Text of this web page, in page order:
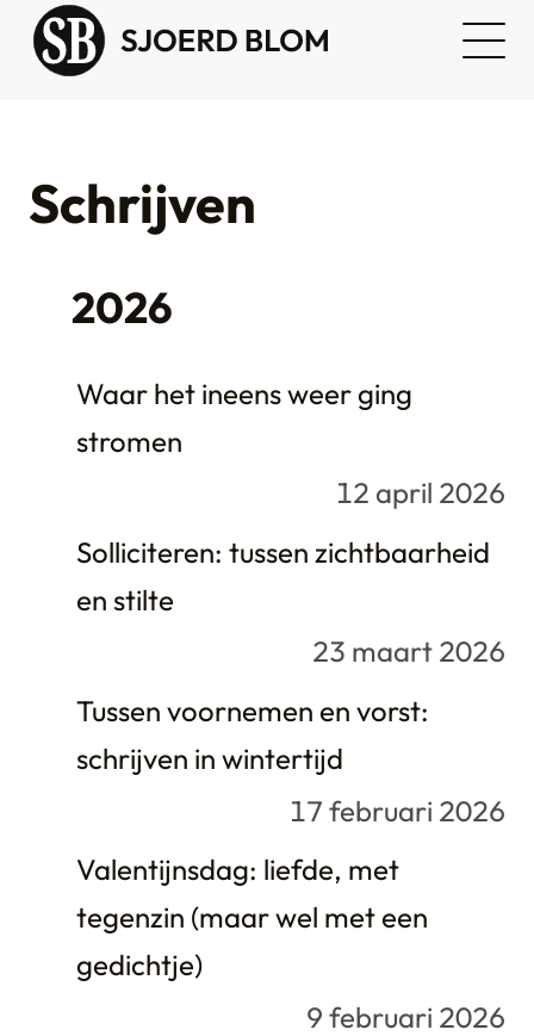
Schrijven
2026
Waar het ineens weer ging
stromen
12 april 2026
Solliciteren: tussen zichtbaarheid
en stilte
23 maart 2026
Tussen voornemen en vorst:
schrijven in wintertijd
17 februari 2026
Valentijnsdag: liefde, met
tegenzin (maar wel met een
gedichtje)
9 februari 2026